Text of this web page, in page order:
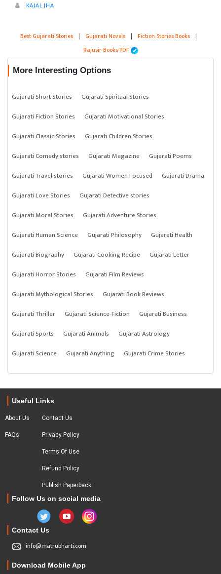
KAJAL JHA
Best Gujarati Stories | Gujarati Novels | Fiction Stories Books |
Rajusir Books PDF
More Interesting Options
Gujarati Short Stories
Gujarati Spiritual Stories
Gujarati Fiction Stories
Gujarati Motivational Stories
Gujarati Classic Stories
Gujarati Children Stories
Gujarati Comedy stories
Gujarati Magazine
Gujarati Poems
Gujarati Travel stories
Gujarati Women Focused
Gujarati Drama
Gujarati Love Stories
Gujarati Detective stories
Gujarati Moral Stories
Gujarati Adventure Stories
Gujarati Human Science
Gujarati Philosophy
Gujarati Health
Gujarati Biography
Gujarati Cooking Recipe
Gujarati Letter
Gujarati Horror Stories
Gujarati Film Reviews
Gujarati Mythological Stories
Gujarati Book Reviews
Gujarati Thriller
Gujarati Science-Fiction
Gujarati Business
Gujarati Sports
Gujarati Animals
Gujarati Astrology
Gujarati Science
Gujarati Anything Gujarati Crime Stories
Useful Links
About Us
FAQs
Contact Us
Privacy Policy
Terms Of Use
Refund Policy
Publish Paperback
Follow Us on social media
Contact Us
info@matrubharti.com
Download Mobile App